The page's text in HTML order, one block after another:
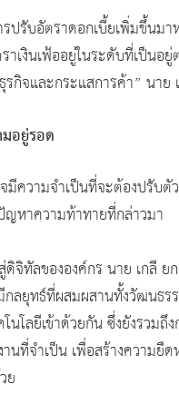
รปรับอัตราดอกเบี้ยเพิ่มขึ้นม
าเงินเฟ้ออยู่ในระดับที่เป็นอ
กิจและกระแสการค้า” นาย
อยู่รอด
มีความจำเป็นที่จะต้องปรับตั
ญหาความท้าทายที่กล่าวมา
จิทัลขององค์กร นาย เกลี ย
ลยุทธ์ที่ผสมผสานทั้งวัฒนธร
นโลยีเข้าด้วยกัน ซึ่งยังรวมถึ
นที่จำเป็น เพื่อสร้างความยื
ย